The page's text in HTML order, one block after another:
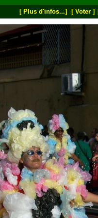
[ Plus d'infos...] [ Voter ]